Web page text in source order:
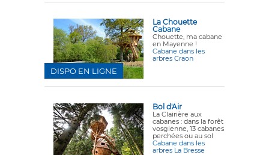
La Chouette
Cabane
Chouette, ma cabane
en Mayenne !
Cabane dans les
arbres Craon
DISPO EN LIGNE
Bol d'Air
La Clairière aux
cabanes : dans la forêt
vosgienne, 13 cabanes
perchées ou au sol
Cabane dans les
arbres La Bresse